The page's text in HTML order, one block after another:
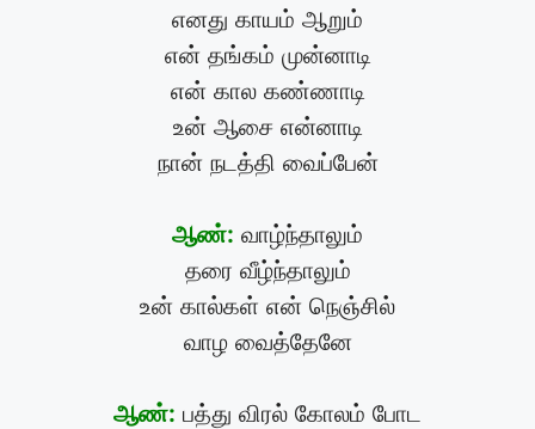
எனது காயம் ஆறும்
என் தங்கம் முன்னாடி
என் கால கண்ணாடி
உன் ஆசை என்னாடி
நான் நடத்தி வைப்பேன்
ஆண்: வாழ்ந்தாலும்
தரை வீழ்ந்தாலும்
உன் கால்கள் என் நெஞ்சில்
வாழ வைத்தேனே
ஆண்: பத்து விரல் கோலம் போட